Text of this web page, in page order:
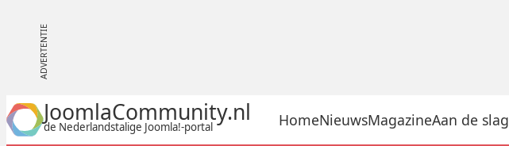
JoomlaCommunity.nl
de Nederlandstalige Joomla!-portal HomeNieuwsMagazineAan de slag